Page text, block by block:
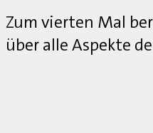
Zum vierten Mal
über alle Aspekte